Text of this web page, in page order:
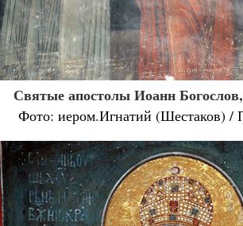
Святые апостолы Иоанн
Фото: иером.Игнатий (Шестаков) /